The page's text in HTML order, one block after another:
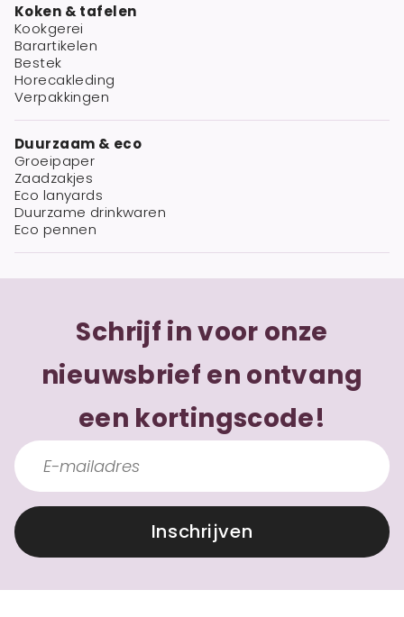
Koken & tafelen
Kookgerei
Barartikelen
Bestek
Horecakleding
Verpakkingen
Duurzaam & eco
Groeipaper
Zaadzakjes
Eco lanyards
Duurzame drinkwaren
Eco pennen
Schrijf in voor onze
nieuwsbrief en ontvang
een kortingscode!
Inschrijven